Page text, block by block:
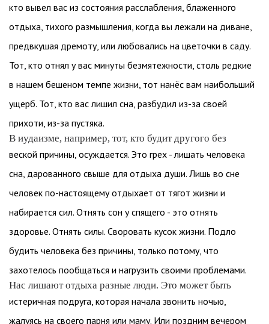
кто вывел вас из состояния расслабления, блаженного
отдыха, тихого размышления, когда вы лежали на диване,
предвкушая дремоту, или любовались на цветочки в саду.
Тот, кто отнял у вас минуты безмятежности, столь редкие
в нашем бешеном темпе жизни, тот нанёс вам наибольший
ущерб. Тот, кто вас лишил сна, разбудил из-за своей
прихоти, из-за пустяка.
В иудаизме, например, тот, кто будит другого без
веской причины, осуждается. Это грех - лишать человека
сна, дарованного свыше для отдыха души. Лишь во сне
человек по-настоящему отдыхает от тягот жизни и
набирается сил. Отнять сон у спящего - это отнять
здоровье. Отнять силы. Своровать кусок жизни. Подло
будить человека без причины, только потому, что
захотелось пообщаться и нагрузить своими проблемами.
Нас лишают отдыха разные люди. Это может быть
истеричная подруга, которая начала звонить ночью,
жалуясь на своего парня или маму. Или поздним вечером